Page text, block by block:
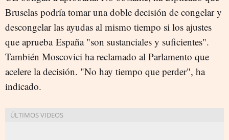
Bruselas podría tomar una doble decisión de congelar y
descongelar las ayudas al mismo tiempo si los ajustes
que aprueba España "son sustanciales y suficientes".
También Moscovici ha reclamado al Parlamento que
acelere la decisión. "No hay tiempo que perder", ha
indicado.